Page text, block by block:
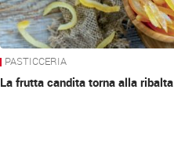
PASTICCERIA
La frutta candita torna alla ribalta